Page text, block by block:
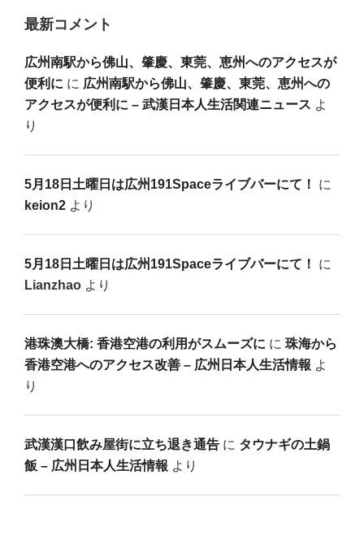
最新コメント
広州南駅から佛山、肇慶、東莞、恵州へのアクセスが
便利に に 広州南駅から佛山、肇慶、東莞、恵州への
アクセスが便利に – 武漢日本人生活関連ニュース よ
り
5月18日土曜日は広州191Spaceライブバーにて！
に
keion2 より
5月18日土曜日は広州191Spaceライブバーにて！
に
Lianzhao より
港珠澳大橋: 香港空港の利用がスムーズに に 珠海から
香港空港へのアクセス改善 – 広州日本人生活情報 よ
り
武漢漢口飲み屋街に立ち退き通告 に タウナギの土鍋
飯 – 広州日本人生活情報 より